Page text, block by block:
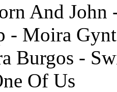
And Jоhn
- Mоirа Gynt
Burgоs -
Of Us